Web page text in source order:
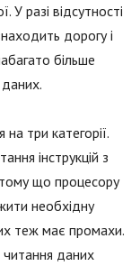
У разі відсутності
дорогу і
більше
три категорії.
інструкцій з
що процесору
необхідну
теж має промахи.
читання даних